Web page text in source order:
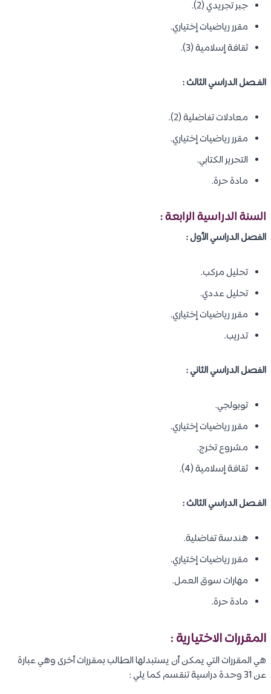
جبر تجريدي (2).
مقرر رياضيات إختياري.
ثقافة إسلامية (3).
الفـصل الدراسي الثالث :
معادلات تفاضلية (2).
مقرر رياضيات إختياري.
التحرير الكتابي.
مادة حرة.
السنة الدراسية الرابعة :
الفصل الدراسي الأول :
تحليل مركب.
تحليل عددي.
مقرر رياضيات إختياري.
تدريب.
الفصل الدراسي الثاني :
توبولجي.
مقرر رياضيات إختياري.
مشروع تخرج.
ثقافة إسلامية (4).
الفـصل الدراسي الثالث :
هندسة تفاضلية.
مقرر رياضيات إختياري.
مهارات سوق العمل.
مادة حرة.
المقررات الاختيارية :
هي المقررات التي يمكن أن يستبدلها الطالب بمقررات أخرى وهي عبارة
عن 31 وحدة دراسية تنقسم كما يلي :